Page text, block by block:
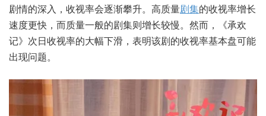
剧情的深入，收视率会逐渐攀升。高质量剧集的收视率增长
速度更快，而质量一般的剧集则增长较慢。然而，《承欢
记》次日收视率的大幅下滑，表明该剧的收视率基本盘可能
出现问题。